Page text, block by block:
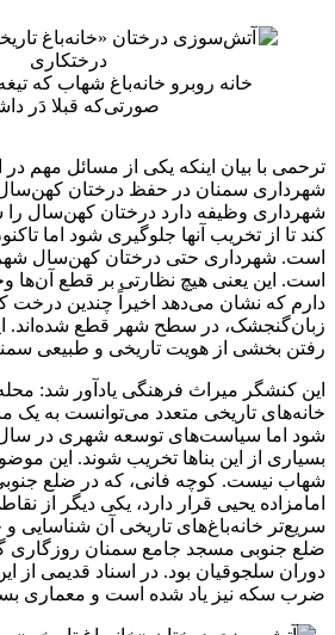
خانه روبرو خانه‌باغ شهاب که
صورتی‌که قبلا دَر
ترحمی با بیان اینکه یکی از مسائل مهم در
شهرداری سمنان در حفظ درختان
شهرداری وظیفه دارد درختان کهن‌سال را
کند تا از تخریب آنها جلوگیری شود اما
است. شهرداری حتی درختان کهن‌سال شهر
است. این یعنی هیچ نظارتی بر قطع آن‌ها
دارم که نشان می‌دهد اخیراً چندین درخت
زبان‌گنجشک، در سطح شهر قطع شده‌اند.
رفتن بخشی از هویت تاریخی و طبیعی
این کنشگر میراث فرهنگی یادآور شد:
خانه‌های تاریخی متعدد می‌توانست به یک
شود اما سیاست‌های توسعه شهری در
بسیاری از این بناها تخریب شوند. این
شهاب نیست. کوچه فانی، که در ضلع
امامزاده یحیی قرار دارد، یکی دیگر از
سریع‌تر خانه‌باغ‌های تاریخی آن شناسایی
ضلع جنوبی مسجد جامع سمنان روزگاری
دوران سلجوقیان بود. در اسناد قدیمی از
ضرب سکه نیز یاد شده است و معماری